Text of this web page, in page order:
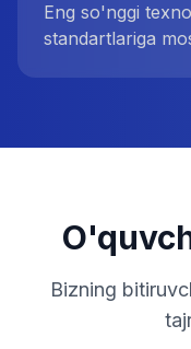
Eng so'nggi
standartlariga
Bizning